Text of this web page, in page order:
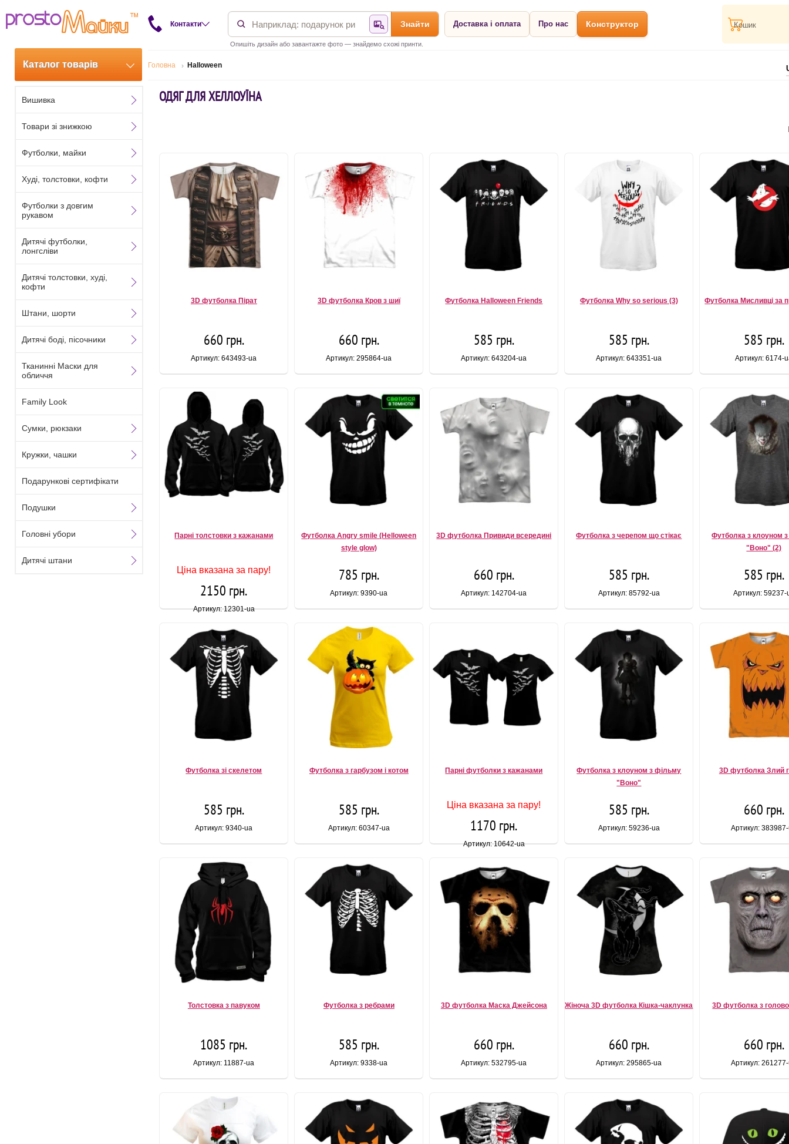
Контакти Знайти за фотографією
Знайти
Опишіть дизайн або завантажте фото — знайдемо схожі принти.
Доставка і оплата Про нас Конструктор Кошик
Каталог товарів Головна Halloween
ОДЯГ ДЛЯ ХЕЛЛОУЇНА
3D футболка Пірат
660 грн.
Артикул: 643493-ua
3D футболка Кров з шиї
660 грн.
Артикул: 295864-ua
Футболка Halloween Friends
585 грн.
Артикул: 643204-ua
Футболка Why so serious (3)
585 грн.
Артикул: 643351-ua
Футболка Мисливці за
585 грн.
Артикул: 6174-
Парні толстовки з кажанами
Ціна вказана за пару!
2150 грн.
Артикул: 12301-ua
Футболка Angry smile (Helloween
style glow)
785 грн.
Артикул: 9390-ua
3D футболка Привиди всередині
660 грн.
Артикул: 142704-ua
Футболка з черепом що стікає
585 грн.
Артикул: 85792-ua
Футболка з клоуном
"Воно" (2)
585 грн.
Артикул: 59237-
Футболка зі скелетом
585 грн.
Артикул: 9340-ua
Футболка з гарбузом і котом
585 грн.
Артикул: 60347-ua
Парні футболки з кажанами
Ціна вказана за пару!
1170 грн.
Артикул: 10642-ua
Футболка з клоуном з фільму
"Воно"
585 грн.
Артикул: 59236-ua
3D футболка Злий
660 грн.
Артикул:
Толстовка з павуком
1085 грн.
Артикул: 11887-ua
Футболка з ребрами
585 грн.
Артикул: 9338-ua
3D футболка Маска Джейсона
660 грн.
Артикул: 532795-ua
Жіноча 3D футболка Кішка-чаклунка
660 грн.
Артикул: 295865-ua
3D футболка з
660 грн.
Артикул:
Вишивка
Товари зі знижкою
Футболки, майки
Худі, толстовки, кофти
Футболки з довгим
рукавом
Дитячі футболки,
лонгсліви
Дитячі толстовки, худі,
кофти
Штани, шорти
Дитячі боді, пісочники
Тканинні Маски для
обличчя
Family Look
Сумки, рюкзаки
Кружки, чашки
Подарункові сертифікати
Подушки
Головні убори
Дитячі штани